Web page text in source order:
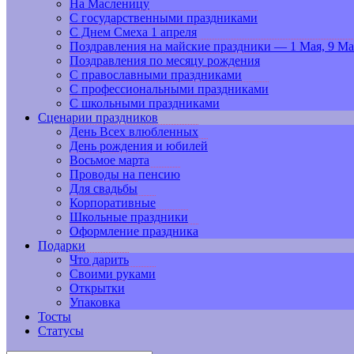
На Масленицу
С государственными праздниками
С Днем Смеха 1 апреля
Поздравления на майские праздники — 1 Мая, 9
Поздравления по месяцу рождения
С православными праздниками
С профессиональными праздниками
С школьными праздниками
Сценарии праздников
День Всех влюбленных
День рождения и юбилей
Восьмое марта
Проводы на пенсию
Для свадьбы
Корпоративные
Школьные праздники
Оформление праздника
Подарки
Что дарить
Своими руками
Открытки
Упаковка
Тосты
Статусы